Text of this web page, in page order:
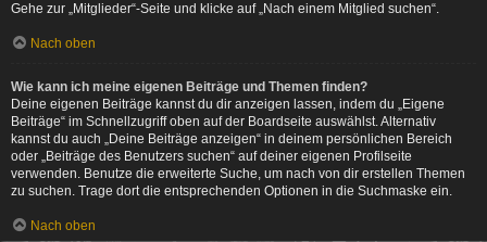
Gehe zur „Mitglieder“-Seite und klicke auf „Nach einem Mitglied suchen“.
Nach oben
Wie kann ich meine eigenen Beiträge und Themen finden?
Deine eigenen Beiträge kannst du dir anzeigen lassen, indem du „Eigene
Beiträge“ im Schnellzugriff oben auf der Boardseite auswählst. Alternativ
kannst du auch „Deine Beiträge anzeigen“ in deinem persönlichen Bereich
oder „Beiträge des Benutzers suchen“ auf deiner eigenen Profilseite
verwenden. Benutze die erweiterte Suche, um nach von dir erstellen Themen
zu suchen. Trage dort die entsprechenden Optionen in die Suchmaske ein.
Nach oben